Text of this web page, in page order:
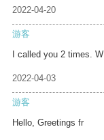
2022-04-20
游客
I called you 2 times. W
2022-04-03
游客
Hello, Greetings fr